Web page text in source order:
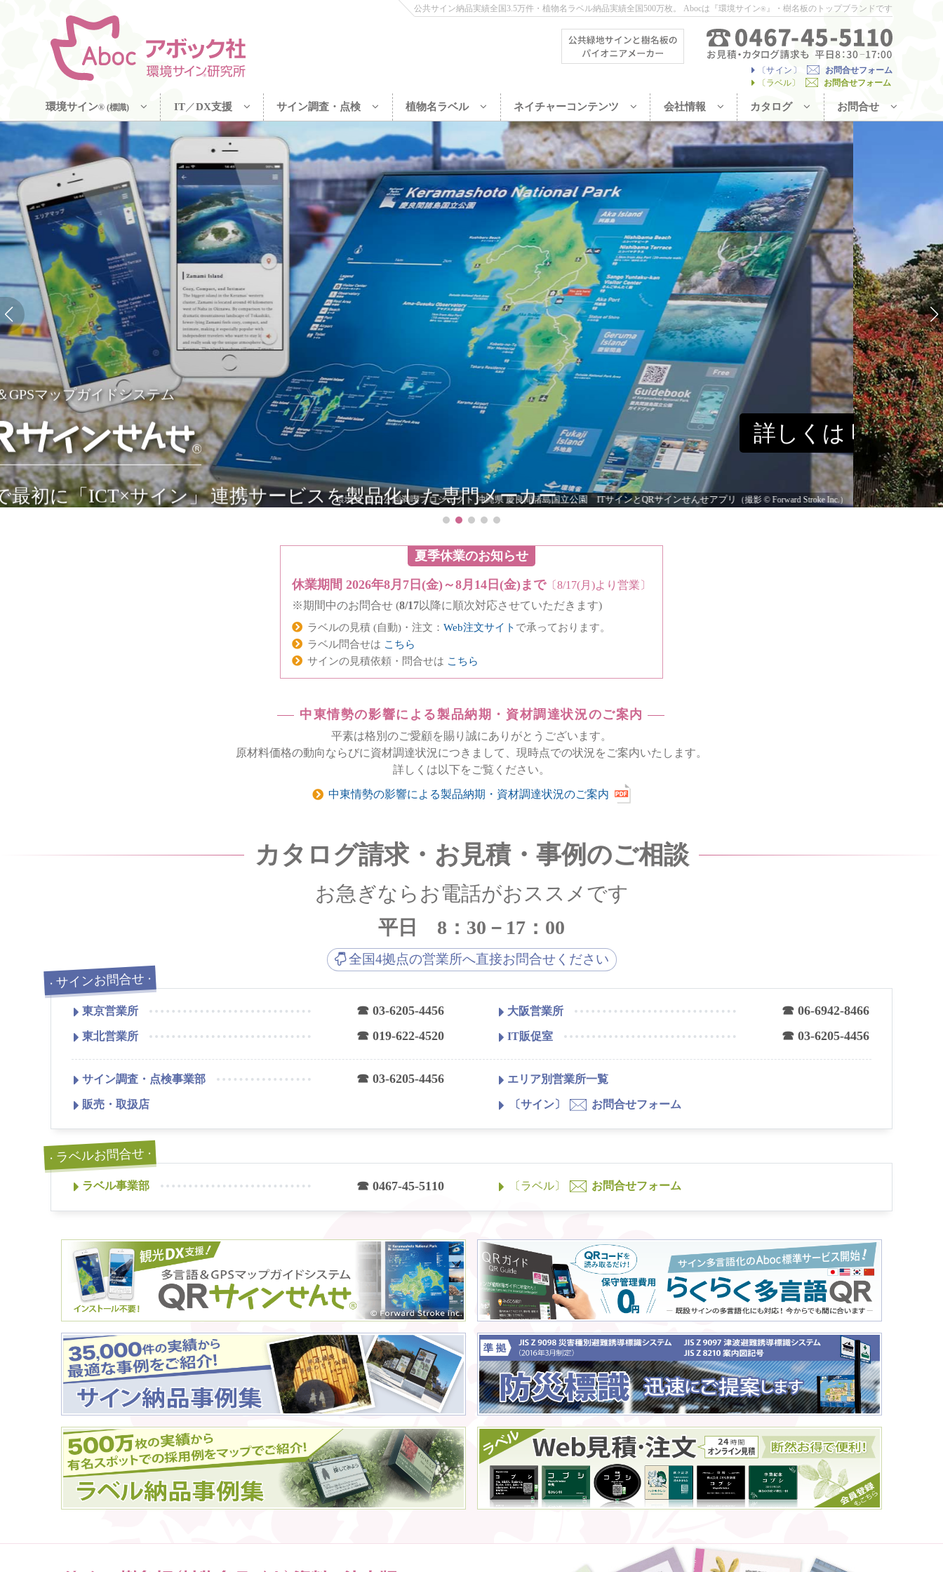
公共サイン納品実績全国3.5万件・植物名ラベル納品実績全国500万枚。 Abocは『環境サイン® 』・樹名板のトップブランドです
〔サイン 〕
お問合せフォーム
〔ラベル〕
お問合せフォーム
環境サイン® (標識) IT／DX支援 サイン調査・点検 植物名ラベル ネイチャーコンテンツ 会社情報 カタログ お問合せ
国立公園35のうち33公園に採用
日本で最初に公園緑地系サインの標準仕様を確立
詳しくは
横浜市 本牧十二天社跡 解説サイン (公社)日本サインデザイン協会「第49回 SDA賞 2015」入選
夏季休業のお知らせ
休業期間 2026年8月7日(金)～8月14日(金)まで〔8/17(月)より営業〕
※期間中のお問合せ (8/17以降に順次対応させていただきます)
ラベルの見積 (自動)・注文：Web注文サイト で承っております。
ラベル問合せは こちら
サインの見積依頼・問合せは こちら
中東情勢の影響による製品納期・資材調達状況のご案内
平素は格別のご愛顧を賜り誠にありがとうございます。
原材料価格の動向ならびに資材調達状況につきまして、現時点での状況をご案内いたします。
詳しくは以下をご覧ください。
中東情勢の影響による製品納期・資材調達状況のご案内
カタログ請求・お見積・事例のご相談
お急ぎならお電話がおススメです
平日 8：30－17：00
全国4拠点の営業所へ直接お問合せください
・ サインお問合せ・
東京営業所 ☎ 03-6205-4456 大阪営業所 ☎ 06-6942-8466
東北営業所 ☎ 019-622-4520 IT販促室 ☎ 03-6205-4456
サイン調査・点検事業部 ☎ 03-6205-4456 エリア別営業所一覧
販売・取扱店 〔サイン〕 お問合せフォーム
・ ラベルお問合せ・
ラベル事業部 ☎ 0467-45-5110 〔ラベル〕 お問合せフォーム